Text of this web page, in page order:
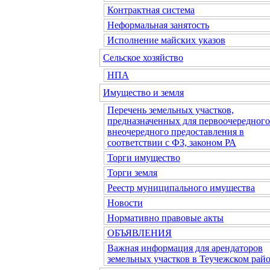
Контрактная система
Неформальная занятость
Исполнение майских указов
Сельское хозяйство
НПА
Имущество и земля
Перечень земельных участков,
предназначенных для
внеочередного предоставления в
соответствии с ФЗ, законом РА
Торги имущество
Торги земля
Реестр муниципального имущества
Новости
Нормативно правовые акты
ОБЪЯВЛЕНИЯ
Важная информация для арендаторов
земельных участков в Теучежском